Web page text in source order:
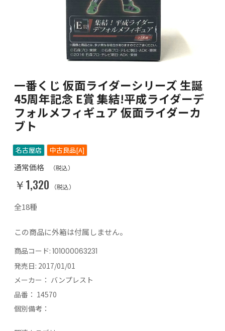
一番くじ 仮面ライダーシリーズ 生誕
45周年記念 E賞 集結!平成ライダーデ
フォルメフィギュア 仮面ライダーカ
ブト
名古屋店 中古良品[A]
通常価格 （税込）
￥1,320 （税込）
全18種
この商品に外箱は付属しません。
商品コード: 101000063231
発売日: 2017/01/01
メーカー： バンプレスト
品番： 14570
個別備考：